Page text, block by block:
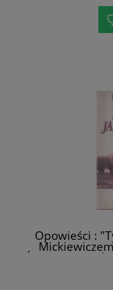
Opowieści :
Świtezią : Ze
Orzeszkową